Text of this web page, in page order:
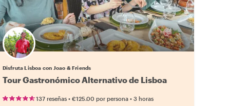
Disfruta Lisboa con Joao & Friends
Tour Gastronómico Alternativo de Lisboa
137 reseñas• €125.00 por persona• 3 horas